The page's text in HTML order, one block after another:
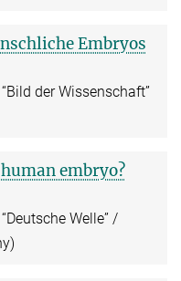
Embryos
der Wissenschaft”
embryo?
Welle” /